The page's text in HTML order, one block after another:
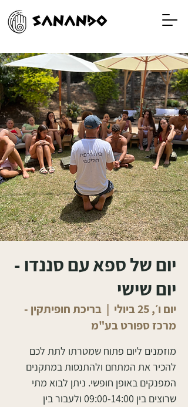
יום של ספא עם סננדו -
יום שישי
יום ו׳, 25 ביולי
  |
בריכת חופיתקין -
מרכז ספורט בע"מ
מוזמנים ליום פתוח שמטרתו לתת לכם
להכיר את המתחם ולהתנסות במתקנים
המפנקים באופן חופשי. ניתן לבוא מתי
שרוצים בין 09:00-14:00 ולעבור בין